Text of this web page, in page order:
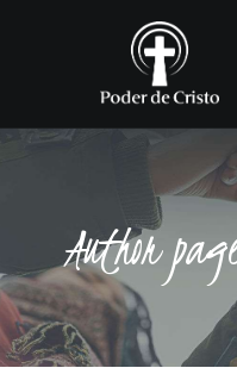
Author
INICIO
SOBRE
PODCAST
RECURSOS
CONTACTO